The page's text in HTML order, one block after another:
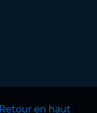
Retour en haut